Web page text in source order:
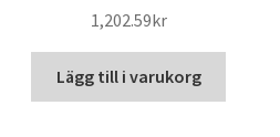
1,202.59kr
Lägg till i varukorg